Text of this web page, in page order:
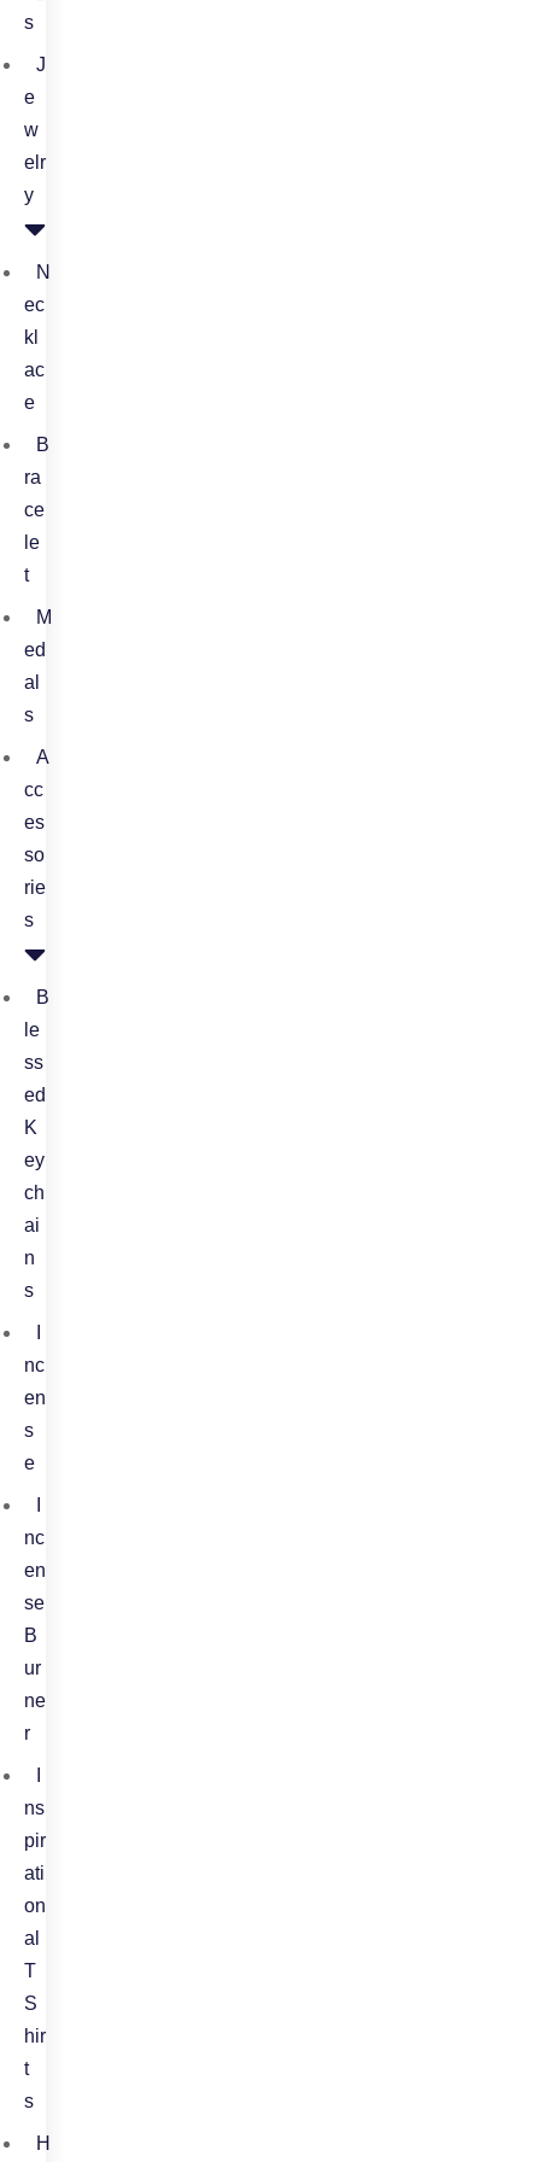
s
J
e
w
elr
y
N
ec
kl
ac
e
B
ra
ce
le
t
M
ed
al
s
A
cc
es
so
rie
s
B
le
ss
ed
K
ey
ch
ai
n
s
nc
en
s
e
nc
en
se
B
ur
ne
r
ns
pir
ati
on
al
T
S
hir
t
s
H